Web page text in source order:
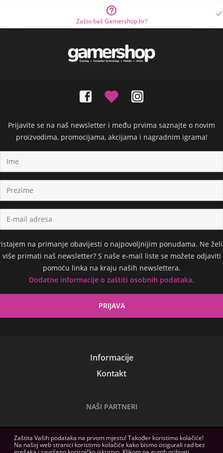

Zašto baš Gamershop.hr?

Prijavite se na naš newsletter i među prvima saznajte o novim
proizvodima, promocijama, akcijama i nagradnim igrama!
na primanje obavijesti o najpovoljnijim ponudama. Ne
više primati naš newsletter? S naše e-mail liste se možete odjaviti
pomoću linka na kraju naših newslettera.
Dodatne informacije o zaštiti osobnih podataka.
Informacije
Kontakt
NAŠI PARTNERI
Slike na ovoj web stranici služe samo kao ilustracija. Tehničke
Zaštita Vaših podataka na prvom mjestu! Također koristimo kolačiće!
Na našoj web stranici koristimo kolačiće kako bismo osigurali rad bez